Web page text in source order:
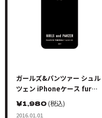
ガールズ&パンツァー シュル
ツェン iPhoneケース fur
iPhone5 チームキャラクタ
ーシンボル ウサギさんver. ブ
￥1,980(税込)
2016.01.01